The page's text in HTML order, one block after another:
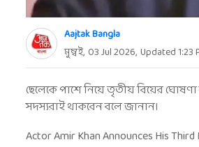
Aajtak Bangla
মুম্বই, 03 Jul 2026, Updated1:23
ছেলেকে পাশে নিয়ে তৃতীয় বিয়ের
সদস্যরাই থাকবেন বলে জানান।
Actor Amir Khan Announces His